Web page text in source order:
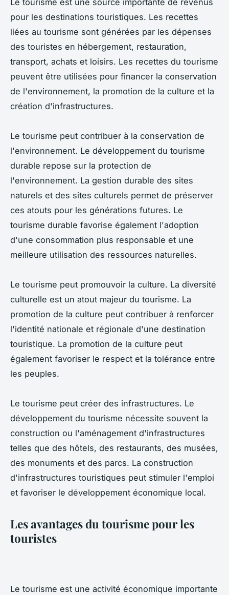
Le tourisme est une source importante de revenus
pour les destinations touristiques. Les recettes
liées au tourisme sont générées par les dépenses
des touristes en hébergement, restauration,
transport, achats et loisirs. Les recettes du tourisme
peuvent être utilisées pour financer la conservation
de l'environnement, la promotion de la culture et la
création d'infrastructures.
Le tourisme peut contribuer à la conservation de
l'environnement. Le développement du tourisme
durable repose sur la protection de
l'environnement. La gestion durable des sites
naturels et des sites culturels permet de préserver
ces atouts pour les générations futures. Le
tourisme durable favorise également l'adoption
d'une consommation plus responsable et une
meilleure utilisation des ressources naturelles.
Le tourisme peut promouvoir la culture. La diversité
culturelle est un atout majeur du tourisme. La
promotion de la culture peut contribuer à renforcer
l'identité nationale et régionale d'une destination
touristique. La promotion de la culture peut
également favoriser le respect et la tolérance entre
les peuples.
Le tourisme peut créer des infrastructures. Le
développement du tourisme nécessite souvent la
construction ou l'aménagement d'infrastructures
telles que des hôtels, des restaurants, des musées,
des monuments et des parcs. La construction
d'infrastructures touristiques peut stimuler l'emploi
et favoriser le développement économique local.
Les avantages du tourisme pour les
touristes
Le tourisme est une activité économique importante